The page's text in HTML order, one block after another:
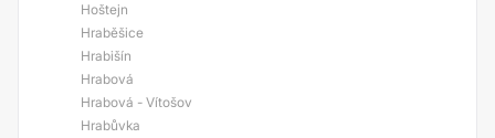
Hoštejn
Hraběšice
Hrabišín
Hrabová
Hrabová - Vítošov
Hrabůvka